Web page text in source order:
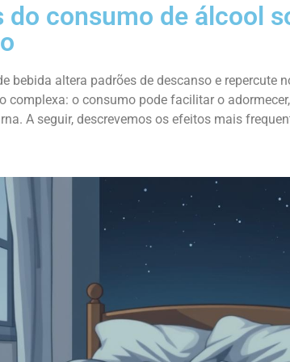
consumo de álcool
bebida altera padrões de descanso e repercute
complexa: o consumo pode facilitar o
A seguir, descrevemos os efeitos mais